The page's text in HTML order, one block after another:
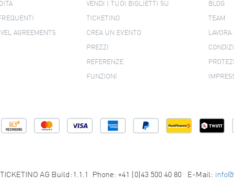
AGREEMENTS
VENDI I TUOI BIGLIETTI SU
TICKETINO
CREA UN EVENTO
PREZZI
REFERENZE
FUNZIONI
BLOG
TEAM
LAVORA
AG Build:1.1.1 Phone: +41 (0)43 500 40 80 E-Mail: